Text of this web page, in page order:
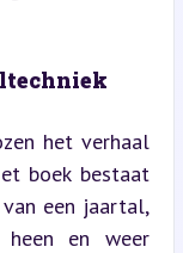
het verhaal
boek bestaat
een jaartal,
en weer